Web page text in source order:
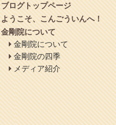
ブログトップページ
ようこそ、こんごういんへ！
金剛院について
金剛院について
金剛院の四季
メディア紹介